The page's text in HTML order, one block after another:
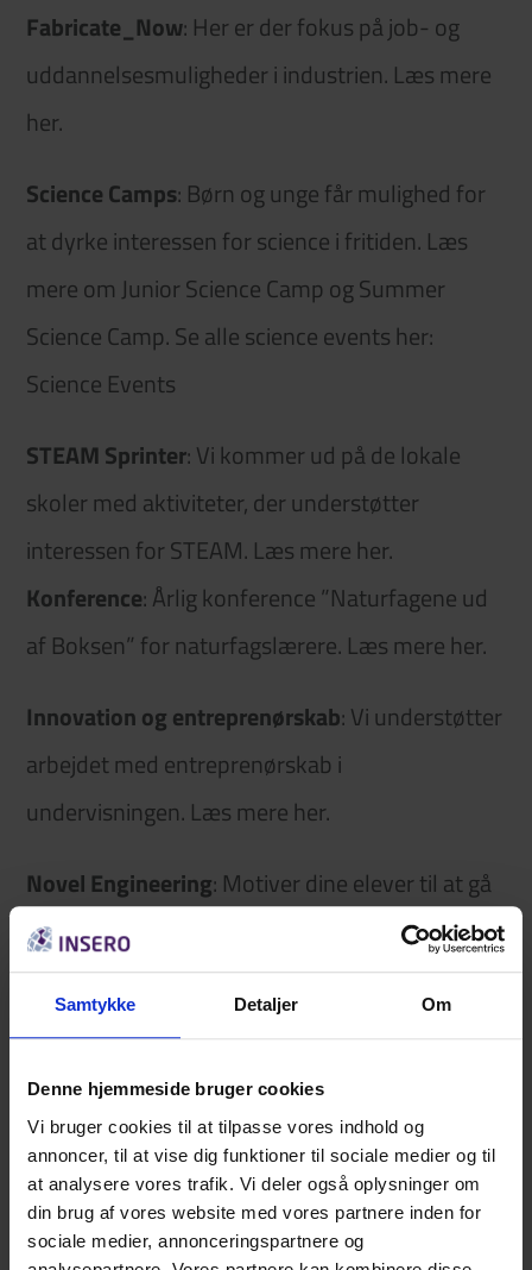
Samtykke Detaljer Om
Denne hjemmeside bruger cookies
Vi bruger cookies til at tilpasse vores indhold og
annoncer, til at vise dig funktioner til sociale medier og til
at analysere vores trafik. Vi deler også oplysninger om
din brug af vores website med vores partnere inden for
sociale medier, annonceringspartnere og
Fabricate_Now: Her er der fokus på job- og
uddannelsesmuligheder i industrien. Læs mere
her.
Science Camps: Børn og unge får mulighed for
at dyrke interessen for science i fritiden. Læs
mere omJunior Science Camp ogSummer
Science Camp. Se alle science events her:
Science Events
STEAM Sprinter: Vi kommer ud på de lokale
skoler med aktiviteter, der understøtter
interessen for STEAM. Læs mere her.
Konference: Årlig konference ”Naturfagene ud
af Boksen” for naturfagslærere. Læs mere her.
Innovation og entreprenørskab: Vi understøtter
arbejdet med entreprenørskab i
undervisningen. Læs mere her.
Novel Engineering: Motiver dine elever til at gå
på opdagelse i litterære tekster. Læs mereher.
Legater til naturfaglige talenter
: Insero og
Familien Hede Nielsens Fond uddeler legater til
talentfulde elever på seks lokale HTX og STX
gymnasier. Læs mereher.